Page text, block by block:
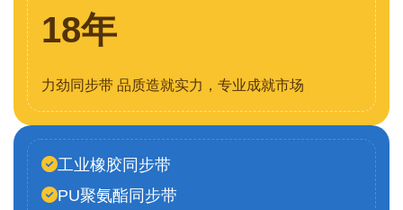
18年
力劲同步带 品质造就实力，专业成就市场
工业橡胶同步带
PU聚氨酯同步带